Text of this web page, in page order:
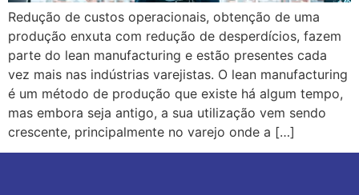
Redução de custos operacionais, obtenção de uma
produção enxuta com redução de desperdícios, fazem
parte do lean manufacturing e estão presentes cada
vez mais nas indústrias varejistas. O lean manufacturing
é um método de produção que existe há algum tempo,
mas embora seja antigo, a sua utilização vem sendo
crescente, principalmente no varejo onde a […]